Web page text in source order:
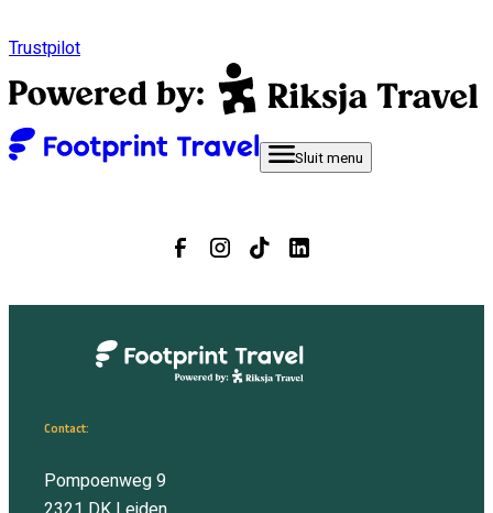
Trustpilot
Sluitmenu
Contact:
Pompoenweg 9